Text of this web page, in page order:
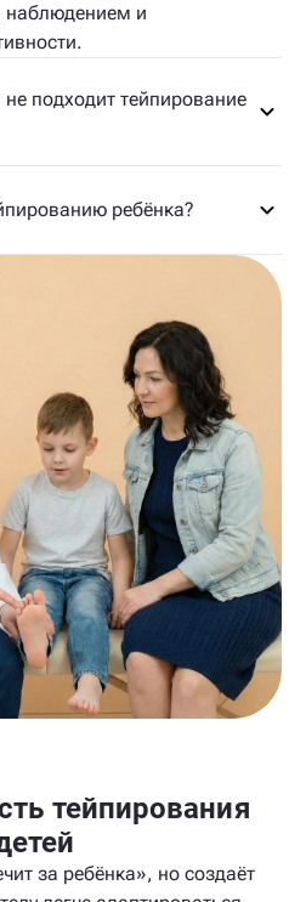
и
подходит тейпирование
ребёнка?
тейпирования
за ребёнка», но создаёт